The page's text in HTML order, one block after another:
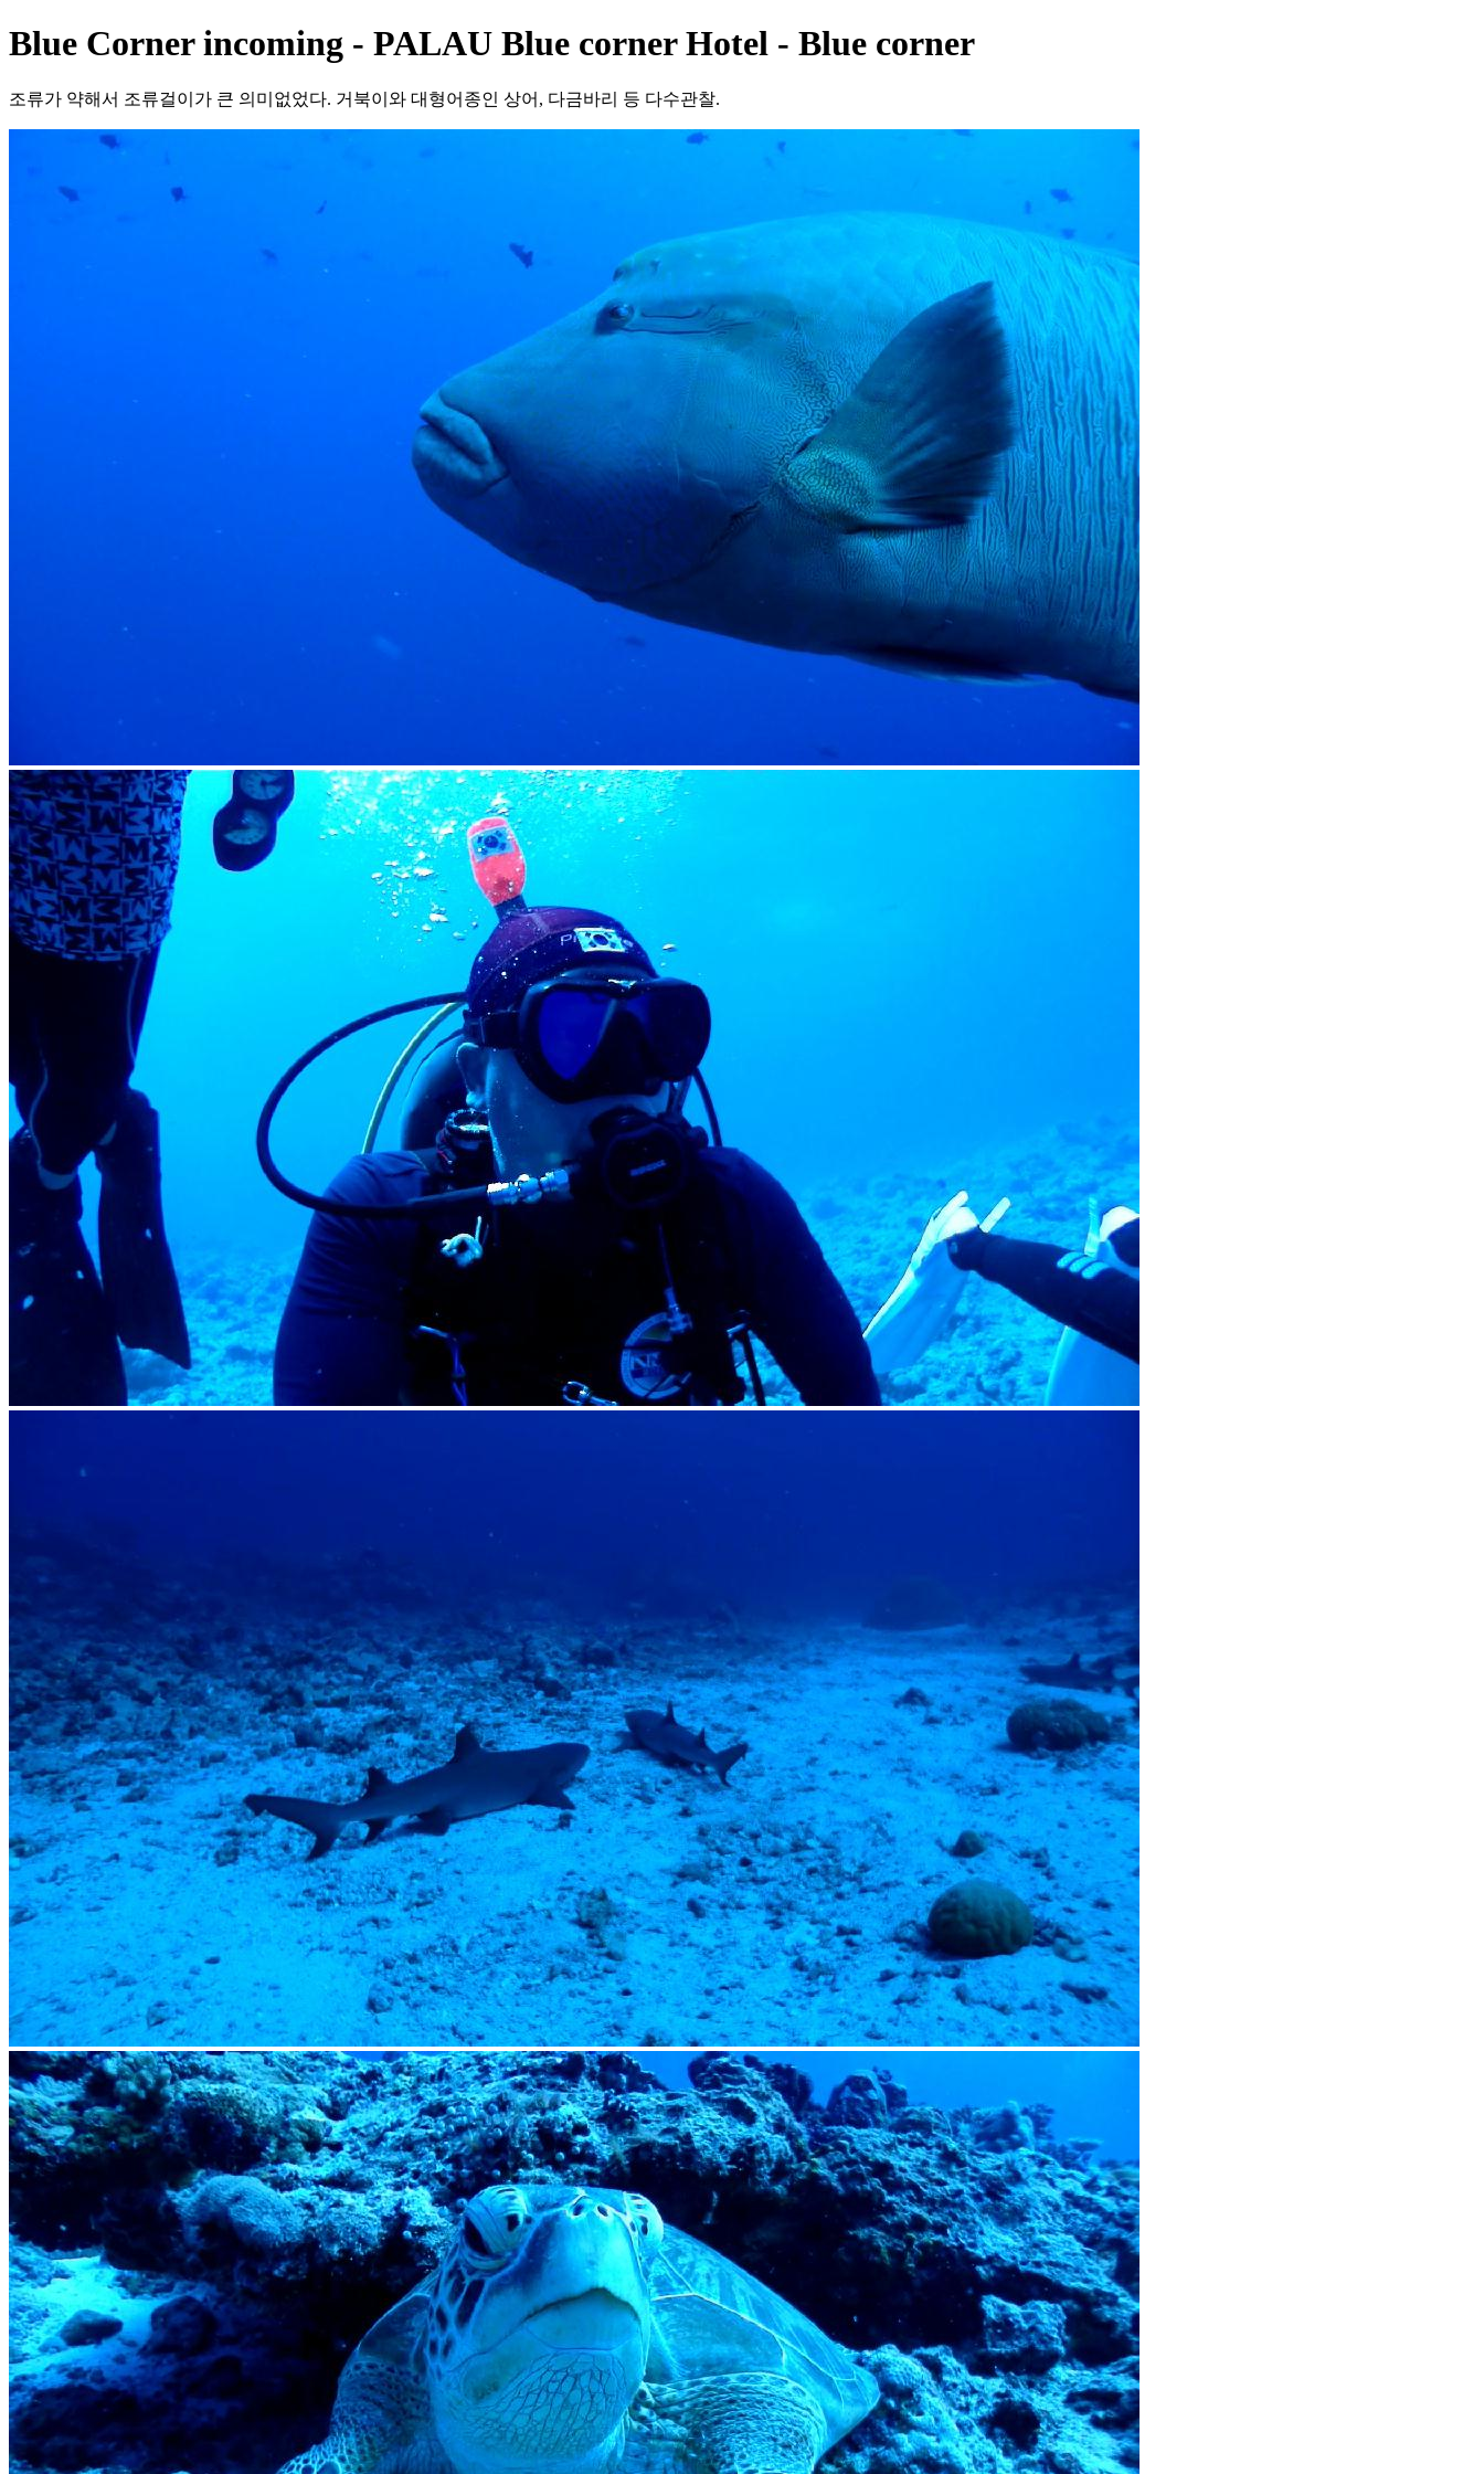
Blue Corner incoming - PALAU Blue corner Hotel - Blue corner
조류가 약해서 조류걸이가 큰 의미없었다. 거북이와 대형어종인 상어, 다금바리 등 다수관찰.